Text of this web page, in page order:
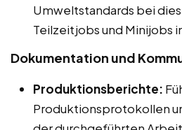
Umweltstandards bei
Teilzeitjobs und Minijobs
Dokumentation und
Produktionsberichte:
Produktionsprotokollen